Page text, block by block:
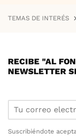
TEMAS DE INTERÉS
RECIBE "AL
NEWSLETTER
Suscribiéndote